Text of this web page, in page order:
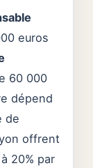
euros
60 000
dépend
de
offrent
20% par